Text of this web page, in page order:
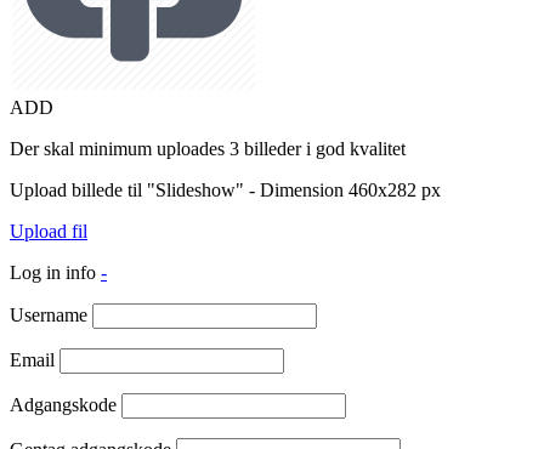
ADD
Der skal minimum uploades 3 billeder i god kvalitet
Upload billede til "Slideshow" - Dimension 460x282 px
Upload fil
Log in info -
Username
Email
Adgangskode